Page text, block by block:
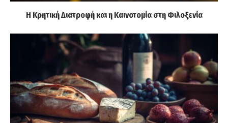
Η Κρητική Διατροφή και η Καινοτομία στη Φιλοξενία